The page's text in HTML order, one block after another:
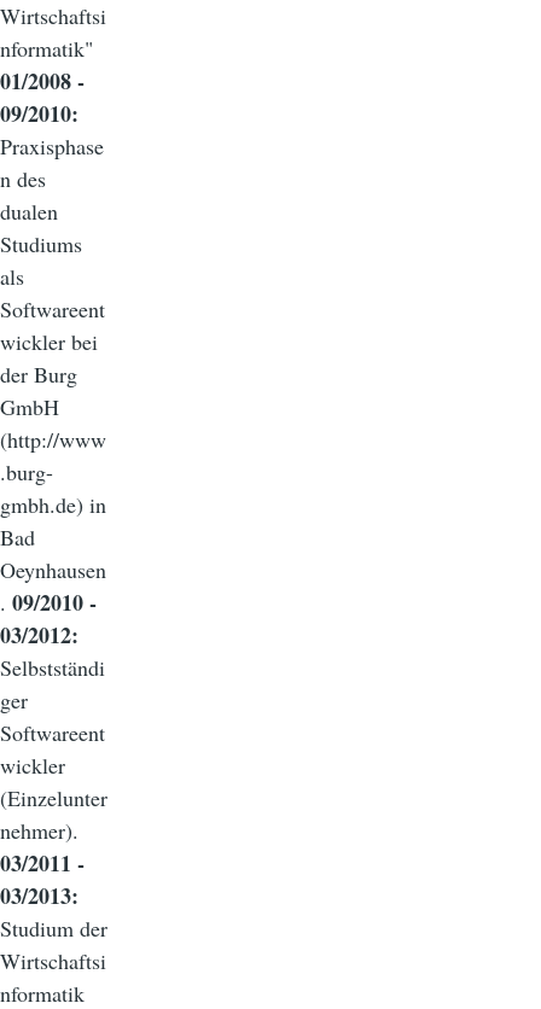
Wirtschaftsi
nformatik"
01/2008 -
09/2010:
Praxisphase
n des
dualen
Studiums
als
Softwareent
wickler bei
der Burg
GmbH
(http://www
.burg-
gmbh.de) in
Bad
Oeynhausen
. 09/2010 -
03/2012:
Selbstständi
ger
Softwareent
wickler
(Einzelunter
nehmer).
03/2011 -
03/2013:
Studium der
Wirtschaftsi
nformatik